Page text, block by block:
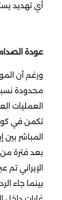
أي تهديد
عودة
ورغم أن
محدودة
العمليات
تكمن في
المباشر بين
بعد فترة من
الإيراني تم
بينما جاء